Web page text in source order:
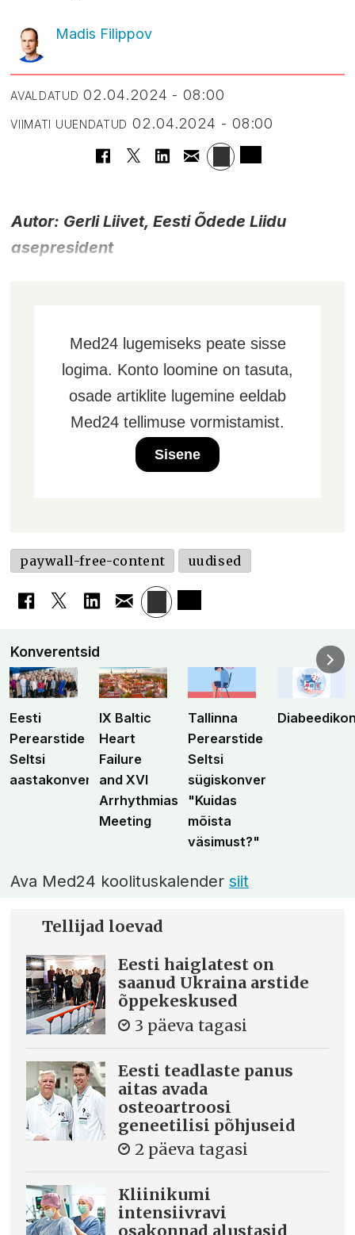
Madis Filippov
AVALDATUD 02.04.2024 - 08:00
VIIMATI UUENDATUD 02.04.2024 - 08:00
Autor: Gerli Liivet, Eesti Õdede Liidu
asepresident
Med24 lugemiseks peate sisse
logima. Konto loomine on tasuta,
osade artiklite lugemine eeldab
Med24 tellimuse vormistamist.
Sisene
paywall-free-content uudised
Konverentsid
Eesti
Perearstide
Seltsi
aastakonverents
IX Baltic
Heart
Failure
and XVI
Arrhythmias
Meeting
Tallinna
Perearstide
Seltsi
sügiskonverents
"Kuidas
mõista
väsimust?"
Ava Med24 koolituskalendersiit
Tellijad loevad
Eesti haiglatest on
saanud Ukraina arstide
õppekeskused
3 päeva tagasi
Eesti teadlaste panus
aitas avada
osteoartroosi
geneetilisi põhjuseid
2 päeva tagasi
Kliinikumi
intensiivravi
osakonnad alustasid